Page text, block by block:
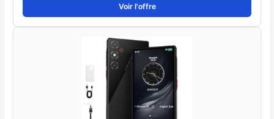
Voir l'offre